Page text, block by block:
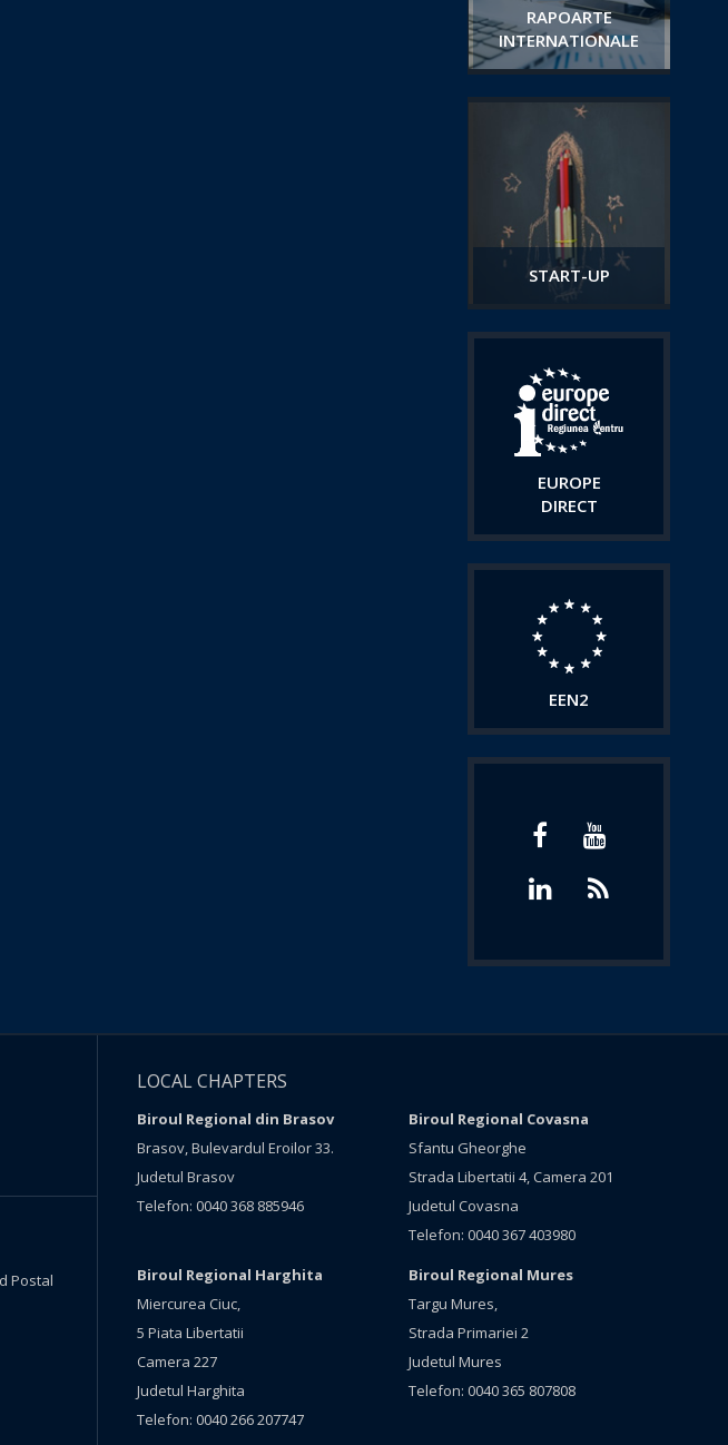
RAPOARTE
INTERNATIONALE
START-UP
EUROPE
DIRECT
EEN2
Postal
LOCAL CHAPTERS
Biroul Regional din Brasov
Brasov, Bulevardul Eroilor 33.
Judetul Brasov
Telefon: 0040 368 885946
Biroul Regional Covasna
Sfantu Gheorghe
Strada Libertatii 4, Camera 201
Judetul Covasna
Telefon: 0040 367 403980
Biroul Regional Harghita
Miercurea Ciuc,
5 Piata Libertatii
Camera 227
Judetul Harghita
Telefon: 0040 266 207747
Biroul Regional Mures
Targu Mures,
Strada Primariei 2
Judetul Mures
Telefon: 0040 365 807808